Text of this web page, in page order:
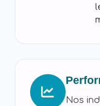
Nos